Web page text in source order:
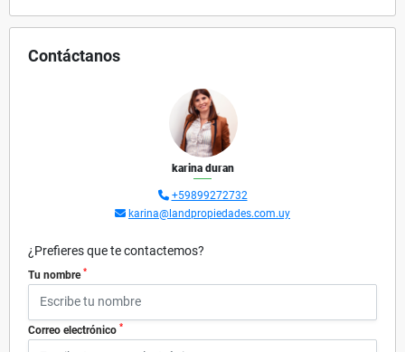
Contáctanos
karina duran
+59899272732
karina@landpropiedades.com.uy
¿Prefieres que te contactemos?
Tu nombre *
Correo electrónico *